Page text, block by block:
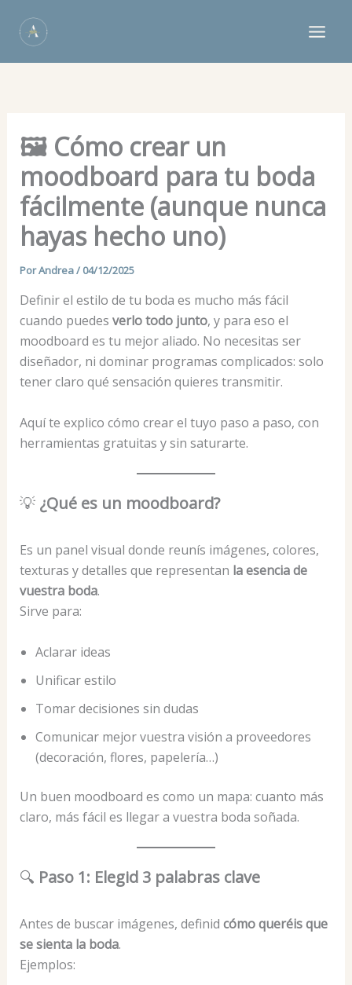
contenido
🖼️ Cómo crear un
moodboard para tu boda
fácilmente (aunque nunca
hayas hecho uno)
PorAndrea/ 04/12/2025
Definir el estilo de tu boda es mucho más fácil
cuando puedes verlo todo junto, y para eso el
moodboard es tu mejor aliado. No necesitas ser
diseñador, ni dominar programas complicados: solo
tener claro qué sensación quieres transmitir.
Aquí te explico cómo crear el tuyo paso a paso, con
herramientas gratuitas y sin saturarte.
💡 ¿Qué es un moodboard?
Es un panel visual donde reunís imágenes, colores,
texturas y detalles que representan la esencia de
vuestra boda.
Sirve para:
Aclarar ideas
Unificar estilo
Tomar decisiones sin dudas
Comunicar mejor vuestra visión a proveedores
(decoración, flores, papelería…)
Un buen moodboard es como un mapa: cuanto más
claro, más fácil es llegar a vuestra boda soñada.
🔍 Paso 1: Elegid 3 palabras clave
Antes de buscar imágenes, definid cómo queréis que
se sienta la boda.
Ejemplos: